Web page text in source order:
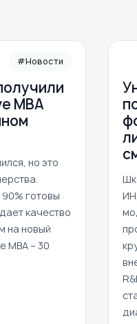
#Новости
MBA
но это
готовы
качество
на новый
MBA – 30